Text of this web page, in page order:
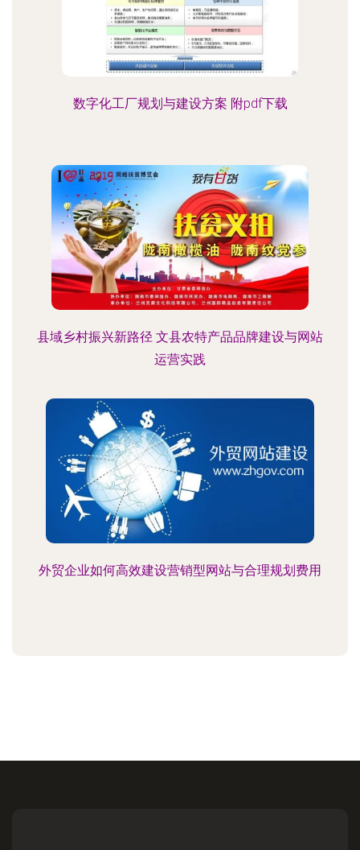
数字化工厂规划与建设方案 附pdf下载
县域乡村振兴新路径 文县农特产品品牌建设与网站
运营实践
外贸企业如何高效建设营销型网站与合理规划费用